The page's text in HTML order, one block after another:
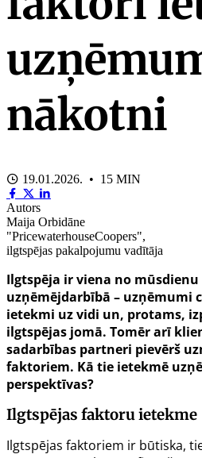
nākotni
19.01.2026. • 15 MIN
Autors
Maija Orbidāne
"PricewaterhouseCoopers",
ilgtspējas pakalpojumu vadītāja
Ilgtspēja ir viena no
uzņēmējdarbībā – uzņēmumi
ietekmi uz vidi un, protams,
ilgtspējas jomā. Tomēr arī
sadarbības partneri pievērš
faktoriem. Kā tie ietekmē
perspektīvas?
Ilgtspējas faktoru ietekme
Ilgtspējas faktoriem ir būtiska,